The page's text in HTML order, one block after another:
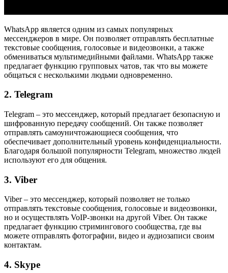
WhatsApp является одним из самых популярных
мессенджеров в мире. Он позволяет отправлять бесплатные
текстовые сообщения, голосовые и видеозвонки, а также
обмениваться мультимедийными файлами. WhatsApp также
предлагает функцию групповых чатов, так что вы можете
общаться с несколькими людьми одновременно.
2. Telegram
Telegram – это мессенджер, который предлагает безопасную и
шифрованную передачу сообщений. Он также позволяет
отправлять самоуничтожающиеся сообщения, что
обеспечивает дополнительный уровень конфиденциальности.
Благодаря большой популярности Telegram, множество людей
используют его для общения.
3. Viber
Viber – это мессенджер, который позволяет не только
отправлять текстовые сообщения, голосовые и видеозвонки,
но и осуществлять VoIP-звонки на другой Viber. Он также
предлагает функцию стримингового сообщества, где вы
можете отправлять фотографии, видео и аудиозаписи своим
контактам.
4. Skype